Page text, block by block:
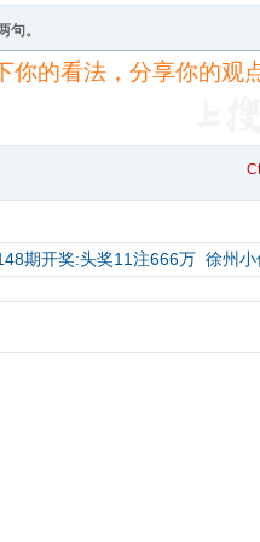
句。
期开奖:头奖11注666万 徐州